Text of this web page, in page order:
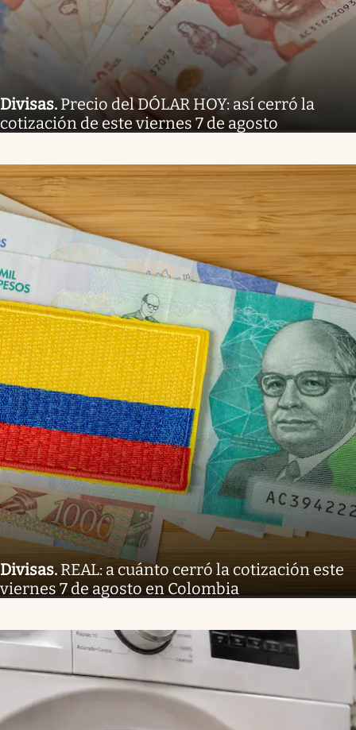
Divisas.Precio del DÓLAR HOY: así cerró la
cotización de este viernes 7 de agosto
Divisas. REAL: a cuánto cerró la cotización este
viernes 7 de agosto en Colombia